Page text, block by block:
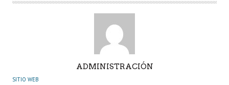
U
ADMINISTRACIÓN
SITIO WEB